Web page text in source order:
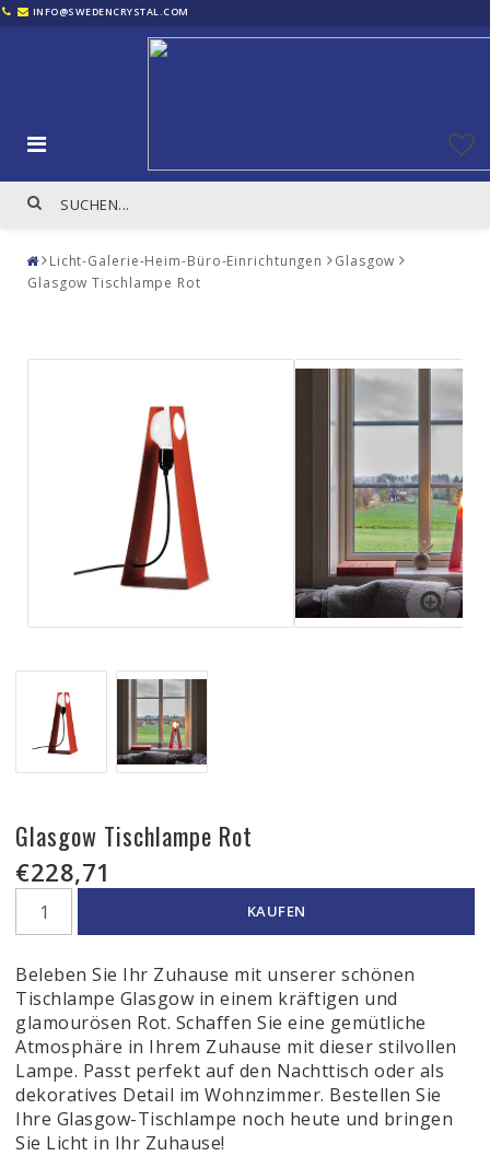
INFO@SWEDENCRYSTAL.COM
Licht-Galerie-Heim-Büro-Einrichtungen
Glasgow
Glasgow Tischlampe Rot
Glasgow Tischlampe Rot
€228,71
KAUFEN
Beleben Sie Ihr Zuhause mit unserer schönen
Tischlampe Glasgow in einem kräftigen und
glamourösen Rot. Schaffen Sie eine gemütliche
Atmosphäre in Ihrem Zuhause mit dieser stilvollen
Lampe. Passt perfekt auf den Nachttisch oder als
dekoratives Detail im Wohnzimmer. Bestellen Sie
Ihre Glasgow-Tischlampe noch heute und bringen
Sie Licht in Ihr Zuhause!